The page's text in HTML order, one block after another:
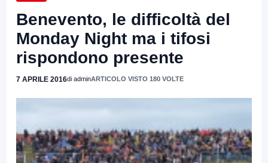
Benevento, le difficoltà del
Monday Night ma i tifosi
rispondono presente
7 APRILE 2016di adminARTICOLO VISTO 180 VOLTE